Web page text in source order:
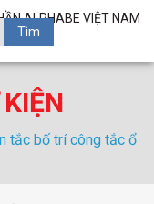
tắc bố trí công tắc ổ